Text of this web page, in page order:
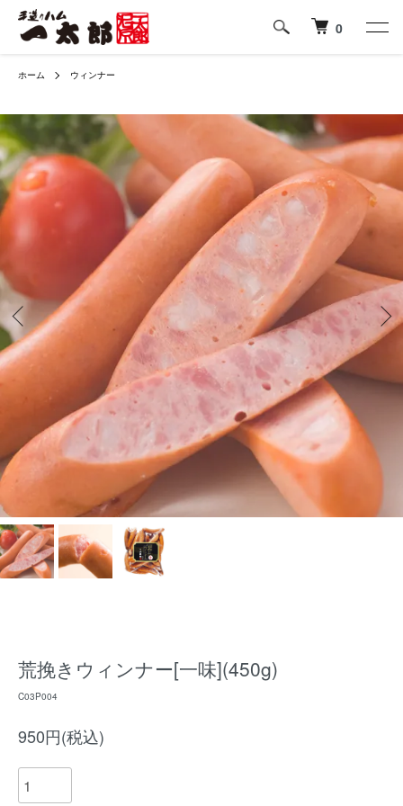
0
ホーム ウィンナー
荒挽きウィンナー[一味](450g)
C03P004
950円(税込)